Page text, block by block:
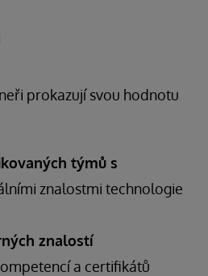
prokazují svou hodnotu
týmů s
znalostmi technologie
znalostí
a certifikátů